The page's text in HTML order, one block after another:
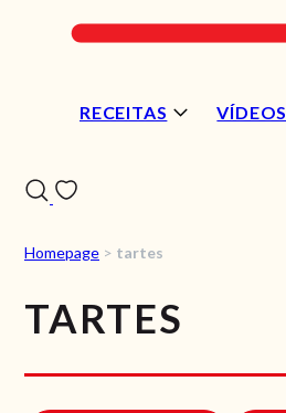
RECEITAS VÍDEOS
Homepage > tartes
TARTES